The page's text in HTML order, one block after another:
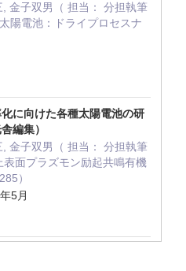
金子双男（ 担当： 分担執筆
陽電池：ドライプロセスナ
に向けた各種太陽電池の研
編集）
金子双男（ 担当： 分担執筆
面プラズモン励起共鳴有機
）
5月